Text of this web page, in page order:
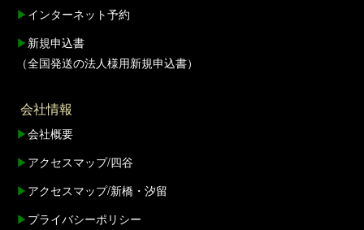
▶ インターネット予約
▶ 新規申込書
（全国発送の法人様用新規申込書）
会社情報
▶会社概要
▶ アクセスマップ/四谷
▶ アクセスマップ/新橋・汐留
▶ プライバシーポリシー